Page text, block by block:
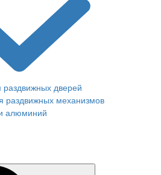
дверей
раздвижных механизмов
алюминий